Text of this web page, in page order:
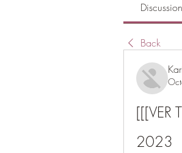
Discussion
Back
[[[VER
2023